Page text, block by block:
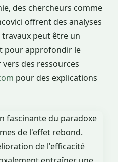
des chercheurs comme
offrent des analyses
travaux peut être un
pour approfondir le
des ressources
pour des explications